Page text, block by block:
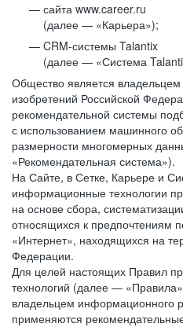
сайта www.career.ru
(далее — «Карьера»);
CRM-системы Talantix
(далее — «Система
Общество является владельцем
изобретений Российской
рекомендательной системы
с использованием машинного
размерности многомерных
«Рекомендательная система»).
На Сайте, в Сетке, Карьере и
информационные технологии
на основе сбора,
относящихся к предпочтениям
«Интернет», находящихся на
Федерации.
Для целей настоящих Правил
технологий (далее —
владельцем информационного
применяются